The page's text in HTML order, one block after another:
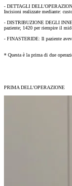
- DETTAGLI
Incisioni realizzate mediante:
- DISTRIBUZIONE DEGLI
paziente; 1420 per riempire il
- FINASTERIDE: Il paziente
* Questa è la prima di due
PRIMA DELL'OPERAZIONE